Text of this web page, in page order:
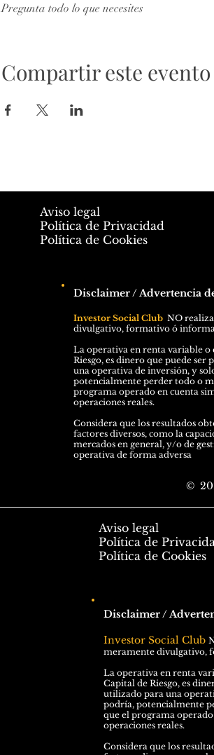
Pregunta todo lo que necesites
Compartir este evento
Aviso legal
Política de Privacidad
Política de Cookies
Disclaimer / Advertencia
Investor Social Club NO
divulgativo, formativo ó
La operativa en renta variable o
Riesgo, es dinero que puede
una operativa de inversión, y
potencialmente perder todo o
programa operado en cuenta
operaciones reales.
Considera que los resultados
factores diversos, como la
mercados en general, y/o de
operativa de forma adversa
©
Aviso legal
Política de
Política de Cookies
Disclaimer /
Investor Social Club
meramente divulgativo,
La operativa en renta
Capital de Riesgo, es
utilizado para una
podría, potencialmente
que el programa
operaciones reales.
Considera que los